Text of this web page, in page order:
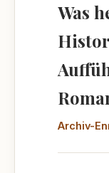
Was
Archiv-